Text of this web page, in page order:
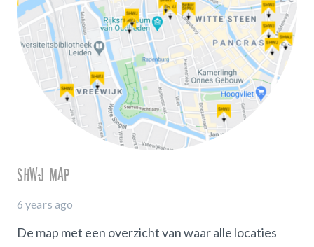
SHWJ map
6 years ago
De map met een overzicht van waar alle locaties